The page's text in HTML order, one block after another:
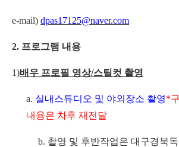
e-mail) dpas17125@naver.com
2. 프로그램 내용
1)배우 프로필 영상/스틸컷 촬영
a. 실내스튜디오 및 야외장소 촬영*
내용은 차후 재전달
b. 촬영 및 후반작업은 대구경북